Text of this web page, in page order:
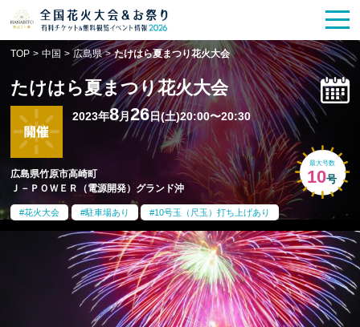
花火大会
HANABITO の道
有料観覧席販売一覧
ポスター一覧
SPICEレポート記事
今週末開催花火・祭一覧
TOP
TOP > 中国 > 広島県 > たけはら夏まつり花火大会
たけはら夏まつり花火大会
最大号数
10号
2023年8月 26日(土)20:00〜20:30
広島県竹原市高崎町
Ｊ－ＰＯＷＥＲ（電源開発）グランド沖
花火大会 駐車場あり 10号玉（尺玉）打ち上げあり